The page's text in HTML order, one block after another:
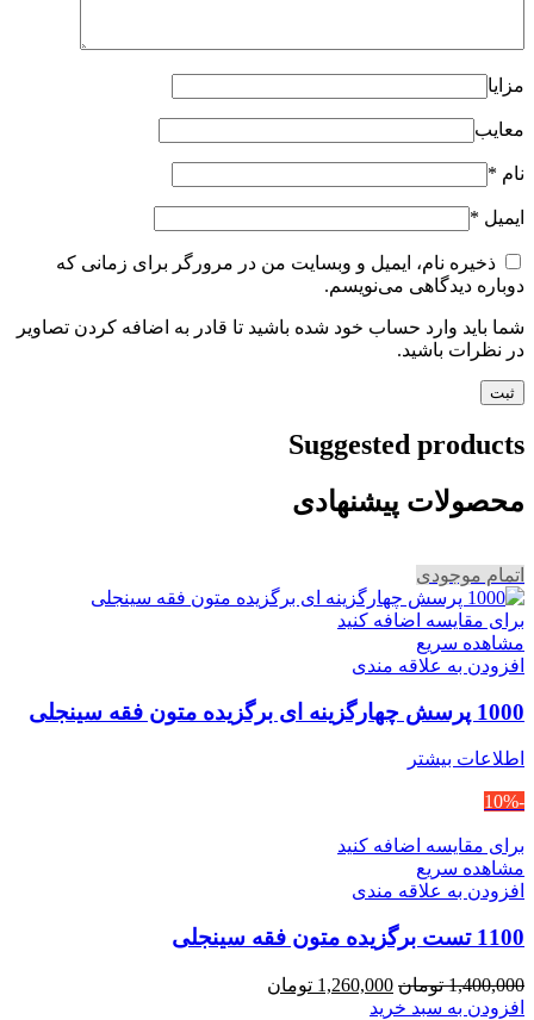
مزایا
معایب
نام *
ایمیل *
ذخیره نام، ایمیل و وبسایت من در مرورگر برای زمانی که
دوباره دیدگاهی می‌نویسم.
شما باید وارد حساب خود شده باشید تا قادر به اضافه کردن تصاویر
در نظرات باشید.
Suggested products
محصولات پیشنهادی
اتمام موجودی
برای مقایسه اضافه کنید
مشاهده سریع
افزودن به علاقه مندی
1000 پرسش چهارگزینه ای برگزیده متون فقه سینجلی
اطلاعات بیشتر
-10%
برای مقایسه اضافه کنید
مشاهده سریع
افزودن به علاقه مندی
1100 تست برگزیده متون فقه سینجلی
1,400,000 تومان قیمت
اصلی
1,260,000 تومان
افزودن به سبد خرید